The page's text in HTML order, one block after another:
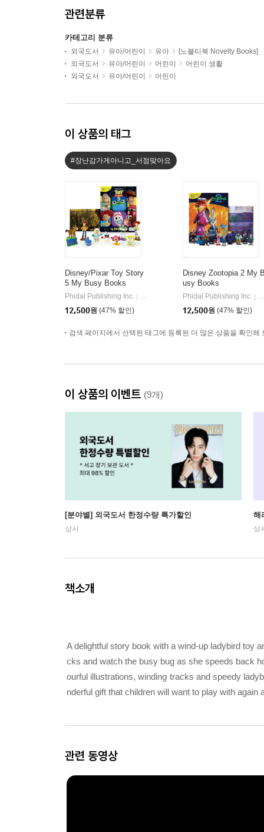
관련분류
카테고리 분류
외국도서 유아/어린이 유아
[노블티북 Novelty Books]
외국도서
유아/어린이 어린이
어린이 생활
외국도서
유아/어린이 어린이
이 상품의 태그
#장난감가게아니고_서점맞아요
Disney/Pixar Toy Story
5 My Busy Books
Phidal Publishing Inc.
Phidal
12,500원 (47% 할인)
Disney Zootopia 2 My
usy Books
Phidal Publishing Inc.
12,500원 (47% 할인)
검색 페이지에서 선택된 태그에 등록된 더 많은 상품을 확인해
이 상품의 이벤트 (9개)
[분야별] 외국도서 한정수량 특가할인
상시
해
상
책소개
A delightful story book with a wind-up ladybird toy
cks and watch the busy bug as she speeds back
ourful illustrations, winding tracks and speedy
nderful gift that children will want to play with again
관련 동영상